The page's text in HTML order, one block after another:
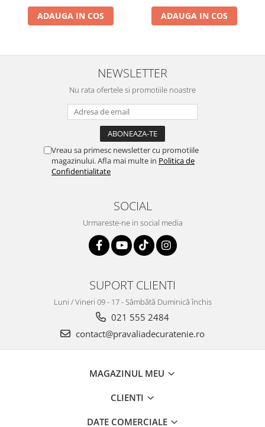
ADAUGA IN COS ADAUGA IN COS
NEWSLETTER
Nu rata ofertele si promotiile noastre
Vreau sa primesc newsletter cu promotiile
magazinului. Afla mai multe in Politica de
Confidentialitate
SOCIAL
Urmareste-ne in social media
SUPORT CLIENTI
Luni / Vineri 09 - 17 - Sâmbătă Duminică închis
021 555 2484
contact@pravaliadecuratenie.ro
MAGAZINUL MEU
CLIENTI
DATE COMERCIALE